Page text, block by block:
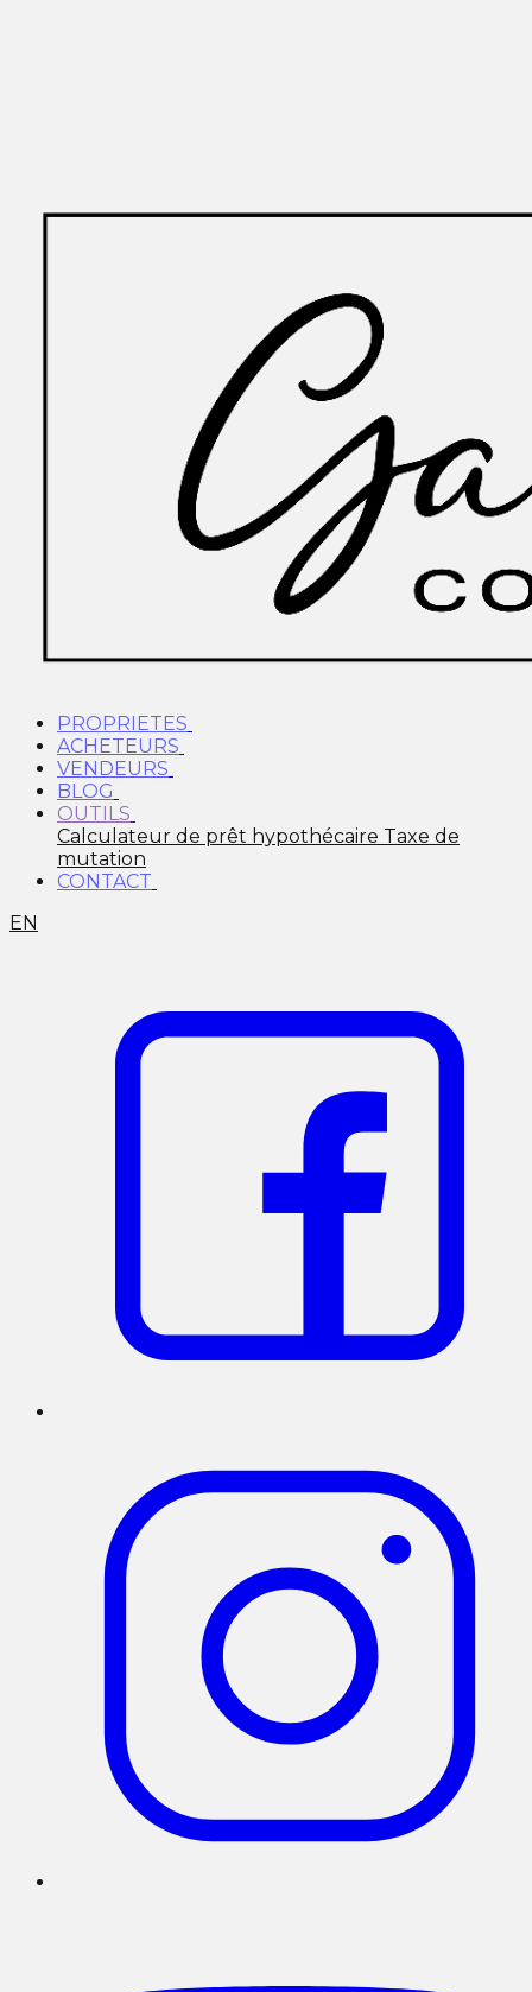
PROPRIETES
ACHETEURS
VENDEURS
BLOG
OUTILS
Calculateur de prêt hypothécaire Taxe de
mutation
CONTACT
EN